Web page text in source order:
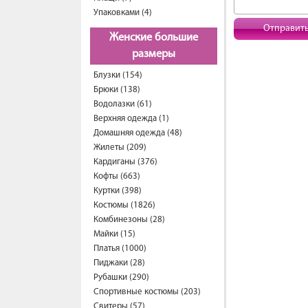
Упаковками (4)
Женские большие
размеры
Блузки (154)
Брюки (138)
Водолазки (61)
Верхняя одежда (1)
Домашняя одежда (48)
Жилеты (209)
Кардиганы (376)
Кофты (663)
Куртки (398)
Костюмы (1826)
Комбинезоны (28)
Майки (15)
Платья (1000)
Пиджаки (28)
Рубашки (290)
Спортивные костюмы (203)